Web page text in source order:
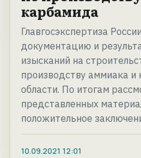
карбамида
Главгосэкспертиза
документацию и
изысканий на
производству аммиака и
области. По итогам
представленных
положительное
10.09.2021 12:01